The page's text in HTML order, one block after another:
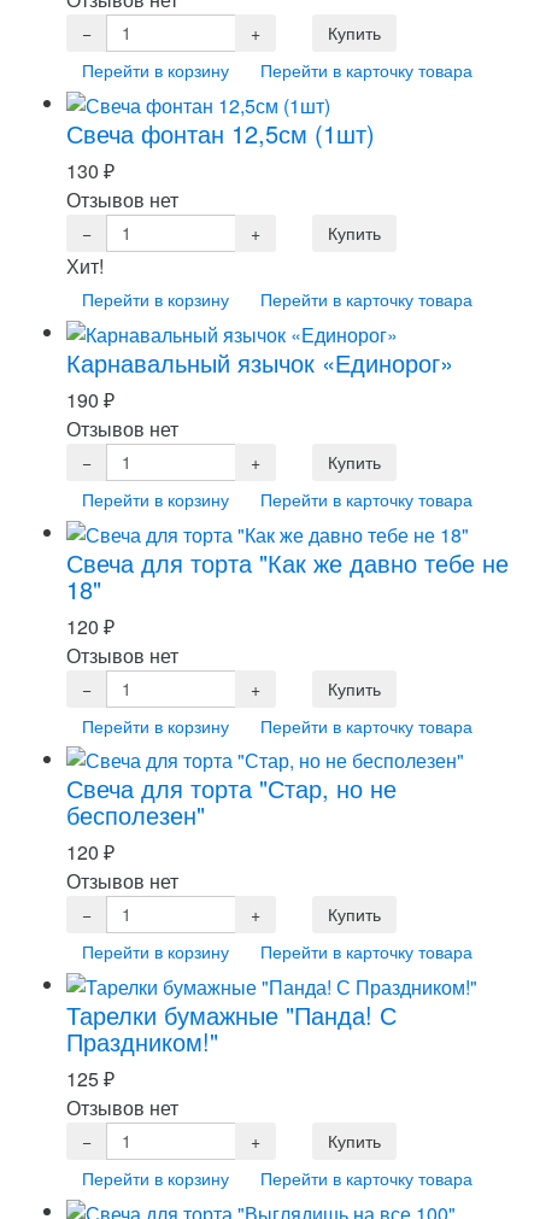
Перейти в корзину Перейти в карточку товара
Свеча фонтан 12,5см (1шт)
130 ₽
Отзывов нет
Хит!
Перейти в корзину Перейти в карточку товара
Карнавальный язычок «Единорог»
190 ₽
Отзывов нет
Перейти в корзину Перейти в карточку товара
Свеча для торта "Как же давно тебе не
18"
120 ₽
Отзывов нет
Перейти в корзину Перейти в карточку товара
Свеча для торта "Стар, но не
бесполезен"
120 ₽
Отзывов нет
Перейти в корзину Перейти в карточку товара
Тарелки бумажные "Панда! С
Праздником!"
125₽
Отзывов нет
Перейти в корзину Перейти в карточку товара